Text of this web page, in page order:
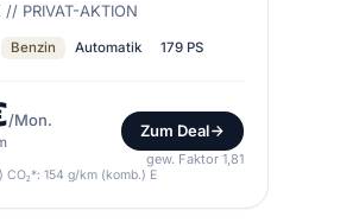
PRIVAT-AKTION
Benzin Automatik 179 PS
/Mon.
Zum Deal
gew. Faktor 1,81
154 g/km (komb.) E